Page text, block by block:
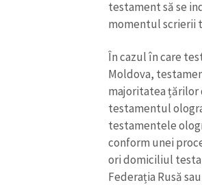
testament să se
momentul scrierii
În cazul în care
Moldova,
majoritatea țărilor
testamentul
testamentele
conform unei
ori domiciliul
Federația Rusă